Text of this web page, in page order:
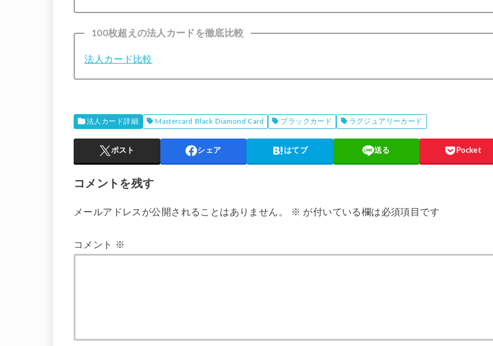
100枚超えの法人カードを徹底比較
法人カード比較
法人カード詳細 Mastercard Black Diamond Card ブラックカード ラグジュアリーカード
ポスト シェア はてブ 送る Pocket
コメントを残す
メールアドレスが公開されることはありません。 ※ が付いている欄は必須項目です
コメント ※